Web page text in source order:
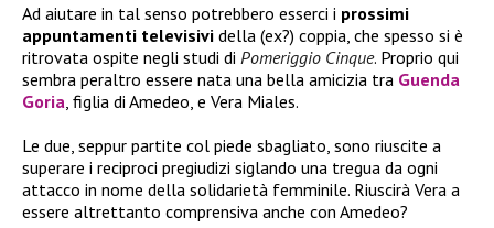
Ad aiutare in tal senso potrebbero esserci i prossimi
appuntamenti televisivi della (ex?) coppia, che spesso si è
ritrovata ospite negli studi di Pomeriggio Cinque. Proprio qui
sembra peraltro essere nata una bella amicizia tra Guenda
Goria , figlia di Amedeo, e Vera Miales.
Le due, seppur partite col piede sbagliato, sono riuscite a
superare i reciproci pregiudizi siglando una tregua da ogni
attacco in nome della solidarietà femminile. Riuscirà Vera a
essere altrettanto comprensiva anche con Amedeo?